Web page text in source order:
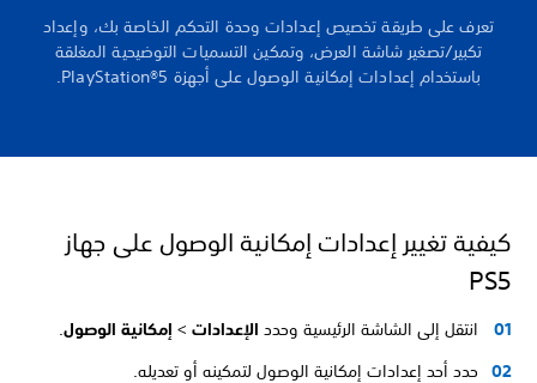
تعرف على طريقة تخصيص إعدادات وحدة التحكم الخاصة بك، وإعداد
تكبير/تصغير شاشة العرض، وتمكين التسميات التوضيحية المغلقة
باستخدام إعدادات إمكانية الوصول على أجهزة PlayStation®5.
كيفية تغيير إعدادات إمكانية الوصول على جهاز
PS5
انتقل إلى الشاشة الرئيسية وحددالإعدادات>إمكانية الوصول.
حدد أحد إعدادات إمكانية الوصول لتمكينه أو تعديله.